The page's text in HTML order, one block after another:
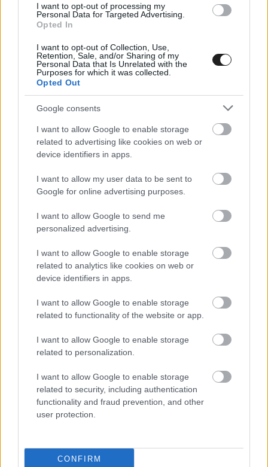
I want to opt-out of processing my
Personal Data for Targeted Advertising.
Opted In
I want to opt-out of Collection, Use,
Retention, Sale, and/or Sharing of my
Personal Data that Is Unrelated with the
Purposes for which it was collected.
Opted Out
Google consents
I want to allow Google to enable storage
related to advertising like cookies on web or
device identifiers in apps.
I want to allow my user data to be sent to
Google for online advertising purposes.
I want to allow Google to send me
personalized advertising.
I want to allow Google to enable storage
related to analytics like cookies on web or
device identifiers in apps.
I want to allow Google to enable storage
related to functionality of the website or app.
I want to allow Google to enable storage
related to personalization.
I want to allow Google to enable storage
related to security, including authentication
functionality and fraud prevention, and other
user protection.
CONFIRM
FORMA-1 / 2024. ÁPR. 11.
Elhunyt az F1-es bajnokságokat
nyerő csapat jogelődjének
alapítója
Szívbetegség miatt 86 évesen elhunyt Ted Toleman, a
Toleman F1-es csapatának társalapítója, aminek jogutódja a